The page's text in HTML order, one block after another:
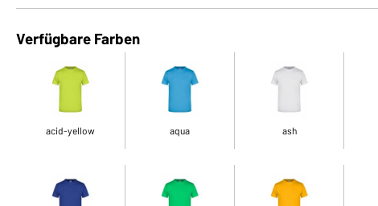
Verfügbare Farben
acid-yellow aqua ash